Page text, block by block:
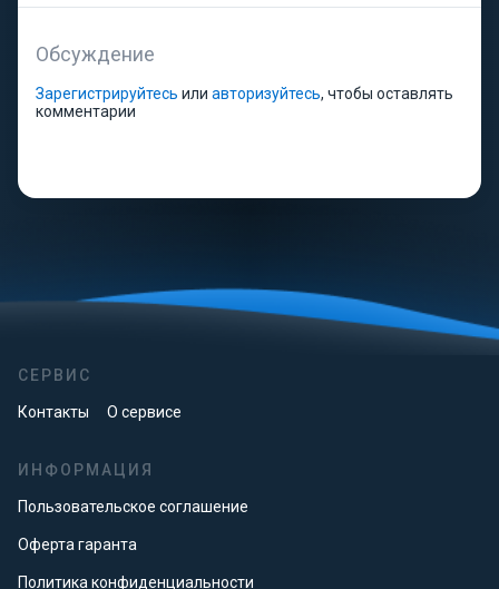
Обсуждение
Зарегистрируйтесь или авторизуйтесь, чтобы оставлять
комментарии
СЕРВИС
Контакты О сервисе
ИНФОРМАЦИЯ
Пользовательское соглашение
Оферта гаранта
Политика конфиденциальности